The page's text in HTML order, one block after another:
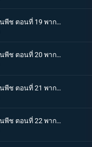
One piece วันพีช ตอนที่ 19 พากย์ไทย อดีตของดาบ 3 เล่ม! คำสาบานระหว่างโซโลกับคุอินะ
One piece วันพีช ตอนที่ 20 พากย์ไทย สุดยอดกุ๊ก! ซันจิแห่งภัตตาคารลอยทะเล
One piece วันพีช ตอนที่ 21 พากย์ไทย แขกที่ไม่ได้รับเชิญ! อาหารของซันจิ และความเมตตาแด่กิง
One piece วันพีช ตอนที่ 22 พากย์ไทย กลุ่มโจรสลัดที่แข็งแกร่งที่สุด กัปตันดอนครีก